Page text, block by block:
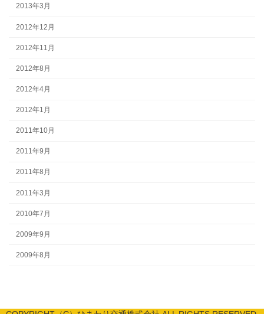
2013年3月
2012年12月
2012年11月
2012年8月
2012年4月
2012年1月
2011年10月
2011年9月
2011年8月
2011年3月
2010年7月
2009年9月
2009年8月